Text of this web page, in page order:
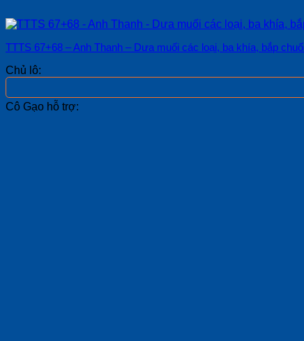
TTTS 67+68 – Anh Thanh – Dưa muối các loại, ba khía, bắp
Chủ lô:
Cô Gạo hỗ trợ: